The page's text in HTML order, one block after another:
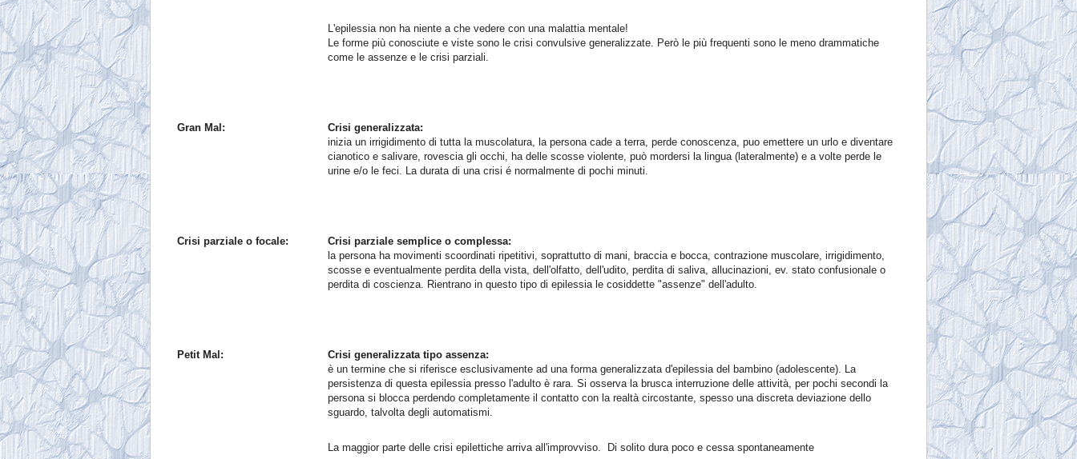
L'epilessia non ha niente a che vedere con una malattia mentale!
Le forme più conosciute e viste sono le crisi convulsive generalizzate. Però le più frequenti sono le meno drammatiche
come le assenze e le crisi parziali.
Gran Mal:
Crisi generalizzata:
inizia un irrigidimento di tutta la muscolatura, la persona cade a terra, perde conoscenza, puo emettere un urlo e diventare
cianotico e salivare, rovescia gli occhi, ha delle scosse violente, può mordersi la lingua (lateralmente) e a volte perde le
urine e/o le feci. La durata di una crisi é normalmente di pochi minuti.
Crisi parziale o focale:
Crisi parziale semplice o complessa:
la persona ha movimenti scoordinati ripetitivi, soprattutto di mani, braccia e bocca, contrazione muscolare, irrigidimento,
scosse e eventualmente perdita della vista, dell'olfatto, dell'udito, perdita di saliva, allucinazioni, ev. stato confusionale o
perdita di coscienza. Rientrano in questo tipo di epilessia le cosiddette "assenze" dell'adulto.
Petit Mal:
Crisi generalizzata tipo assenza:
è un termine che si riferisce esclusivamente ad una forma generalizzata d'epilessia del bambino (adolescente). La
persistenza di questa epilessia presso l'adulto è rara. Si osserva la brusca interruzione delle attività, per pochi secondi la
persona si blocca perdendo completamente il contatto con la realtà circostante, spesso una discreta deviazione dello
sguardo, talvolta degli automatismi.
La maggior parte delle crisi epilettiche arriva all'improvviso. Di solito dura poco e cessa spontaneamente